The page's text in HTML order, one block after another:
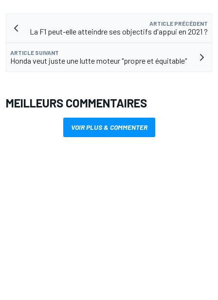
ARTICLE PRÉCÉDENT
La F1 peut-elle atteindre ses objectifs d'appui en 2021 ?
ARTICLE SUIVANT
Honda veut juste une lutte moteur "propre et équitable"
MEILLEURS COMMENTAIRES
VOIR PLUS & COMMENTER